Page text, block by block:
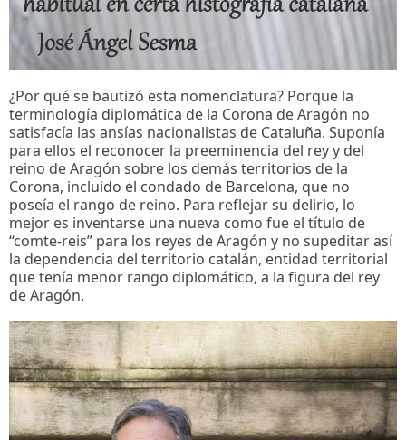
¿Por qué se bautizó esta nomenclatura? Porque la
terminología diplomática de la Corona de Aragón no
satisfacía las ansías nacionalistas de Cataluña. Suponía
para ellos el reconocer la preeminencia del rey y del
reino de Aragón sobre los demás territorios de la
Corona, incluido el condado de Barcelona, que no
poseía el rango de reino. Para reflejar su delirio, lo
mejor es inventarse una nueva como fue el título de
“comte-reis” para los reyes de Aragón y no supeditar así
la dependencia del territorio catalán, entidad territorial
que tenía menor rango diplomático, a la figura del rey
de Aragón.